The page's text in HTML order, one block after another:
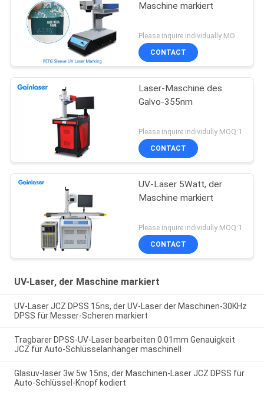
Maschine markiert
Please inquire individually MOQ:1
CONTACT
Laser-Maschine des
Galvo-355nm
Please inquire individully MOQ:1
CONTACT
UV-Laser 5Watt, der
Maschine markiert
Please inquire individully MOQ:1
CONTACT
UV-Laser, der Maschine markiert
UV-Laser JCZ DPSS 15ns, der UV-Laser der Maschinen-30KHz
DPSS für Messer-Scheren markiert
Tragbarer DPSS-UV-Laser bearbeiten 0.01mm Genauigkeit
JCZ für Auto-Schlüsselanhänger maschinell
Glasuv-laser 3w 5w 15ns, der Maschinen-Laser JCZ DPSS für
Auto-Schlüssel-Knopf kodiert